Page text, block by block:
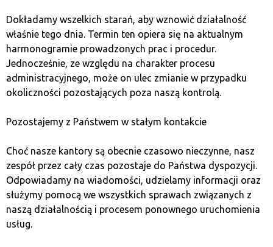
Кроме того, не забывайте устанавливать небольшие
лимиты на переводы. Когда вы используете
криптовалютные биржи, установка небольших
лимитов на операции — отличный способ снизить
риск потенциальных убытков. Если ваш аккаунт
будет взломан или компрометирован, потери
обезопасить ваш банковский счет:
Включите двухфакторную
аутентификацию.Это дополнительный
уровень защиты, требующий от вас двух
разных методов верификации перед доступом
Dokładamy wszelkich starań, aby wznowić działalność
właśnie tego dnia. Termin ten opiera się na aktualnym
harmonogramie prowadzonych prac i procedur.
Jednocześnie, ze względu na charakter procesu
administracyjnego, może on ulec zmianie w przypadku
okoliczności pozostających poza naszą kontrolą.
Pozostajemy z Państwem w stałym kontakcie
Choć nasze kantory są obecnie czasowo nieczynne, nasz
zespół przez cały czas pozostaje do Państwa dyspozycji.
Odpowiadamy na wiadomości, udzielamy informacji oraz
służymy pomocą we wszystkich sprawach związanych z
naszą działalnością i procesem ponownego uruchomienia
usług.